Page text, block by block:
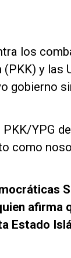
los
y las
gobierno
YPG
como
afirma
Estado